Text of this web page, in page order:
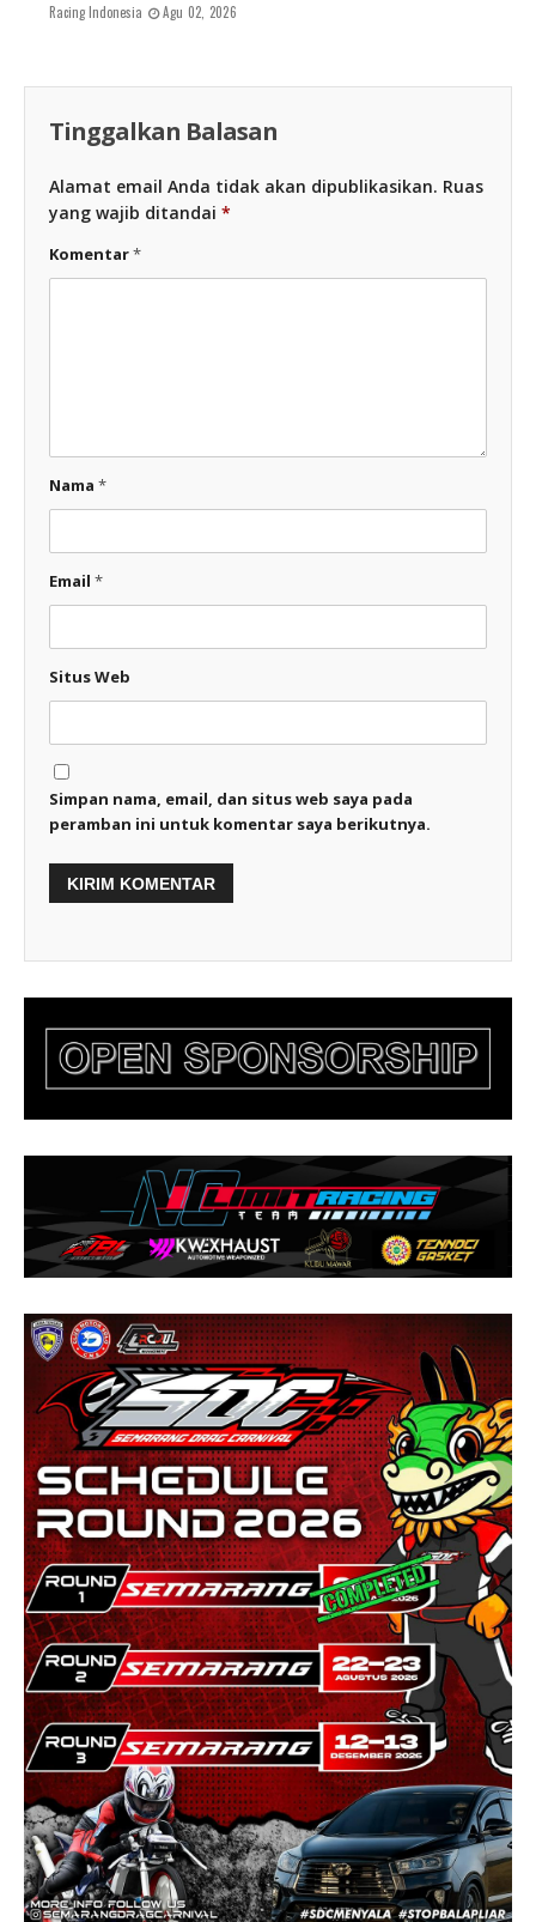
Racing Indonesia Agu 02, 2026
Tinggalkan Balasan
Alamat email Anda tidak akan dipublikasikan. Ruas
yang wajib ditandai *
Komentar*
Nama *
Email *
Situs Web
Simpan nama, email, dan situs web saya pada
peramban ini untuk komentar saya berikutnya.